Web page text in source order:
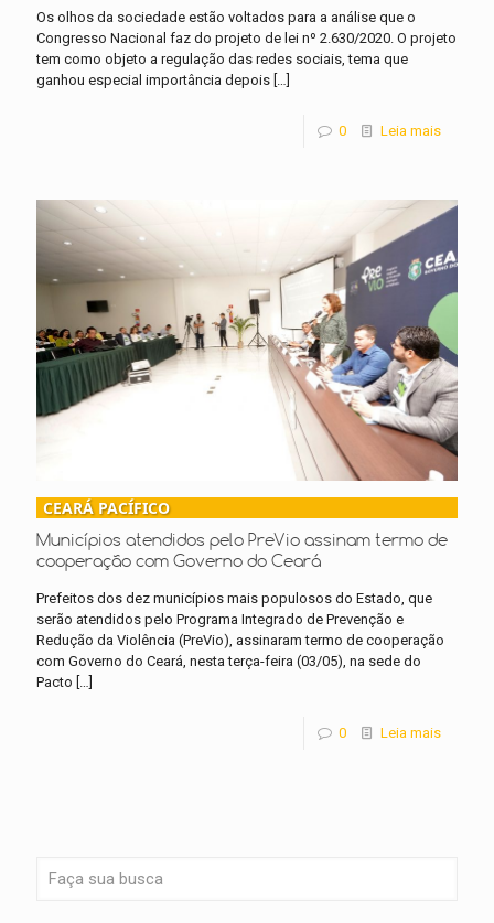
Os olhos da sociedade estão voltados para a análise que o
Congresso Nacional faz do projeto de lei nº 2.630/2020. O projeto
tem como objeto a regulação das redes sociais, tema que
ganhou especial importância depois […]
0 Leia mais
CEARÁ PACÍFICO
Municípios atendidos pelo PreVio assinam termo de
cooperação com Governo do Ceará
Prefeitos dos dez municípios mais populosos do Estado, que
serão atendidos pelo Programa Integrado de Prevenção e
Redução da Violência (PreVio), assinaram termo de cooperação
com Governo do Ceará, nesta terça-feira (03/05), na sede do
Pacto […]
0 Leia mais